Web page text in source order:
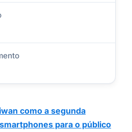
como a segunda
para o público